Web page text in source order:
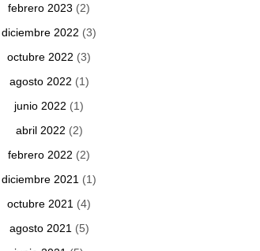
febrero 2023 (2)
diciembre 2022 (3)
octubre 2022 (3)
agosto 2022 (1)
junio 2022 (1)
abril 2022 (2)
febrero 2022 (2)
diciembre 2021 (1)
octubre 2021 (4)
agosto 2021 (5)